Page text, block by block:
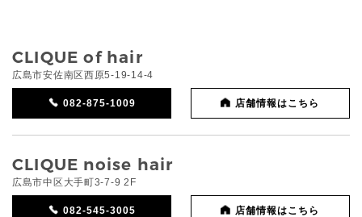
CLIQUE of hair
広島市安佐南区西原5-19-14-4
082-875-1009 店舗情報はこちら
CLIQUE noise hair
広島市中区大手町3-7-9 2F
082-545-3005 店舗情報はこちら